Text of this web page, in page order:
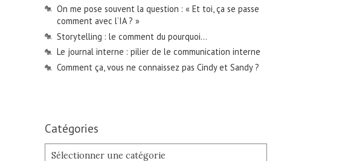
On me pose souvent la question : « Et toi, ça se passe
comment avec l’IA ? »
Storytelling : le comment du pourquoi…
Le journal interne : pilier de le communication interne
Comment ça, vous ne connaissez pas Cindy et Sandy ?
Catégories
Catégories